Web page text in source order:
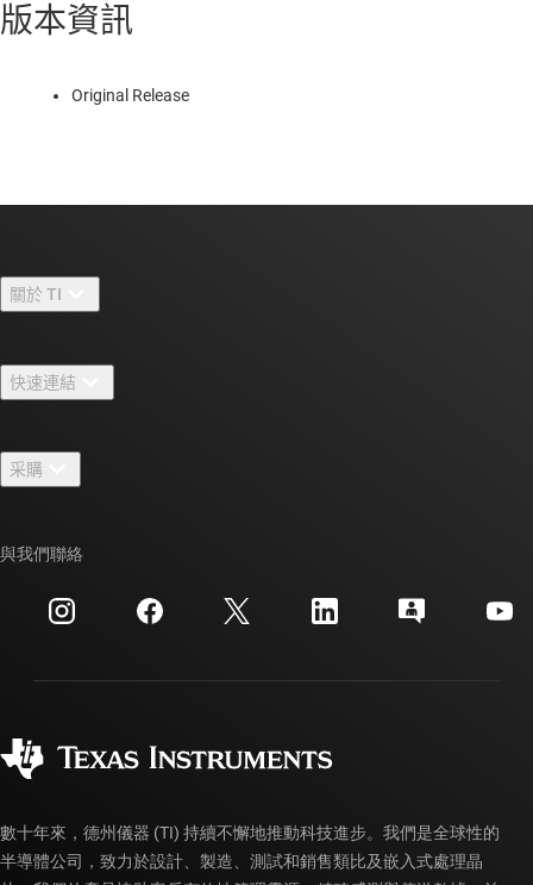
版本資訊
Original Release
關於 TI
人才招募
新聞室
活動
投資人關系
快速連結
TI E2E™ 設計支援論壇
交互參考搜索
客戶支援中心
myTI 帳戶常見問題解答
采購
訂購 FAQ
與我們聯絡
數十年來，德州儀器 (TI) 持續不懈地推動科技進步。我們是全球性的
半導體公司，致力於設計、製造、測試和銷售類比及嵌入式處理晶